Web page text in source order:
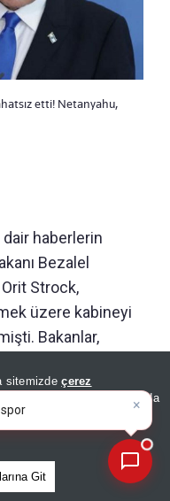
sitemizdeçerez
ve GDPR kapsamında
Metnimizi
Git
etti! Netanyahu,
dair haberlerin
Bezalel
Strock,
üzere kabineyi
Bakanlar,
önemli
Netanyahu, 4
ikinci
haritasına
ettikleri alanlardan
×
gündem ve
gelişmelerini anal